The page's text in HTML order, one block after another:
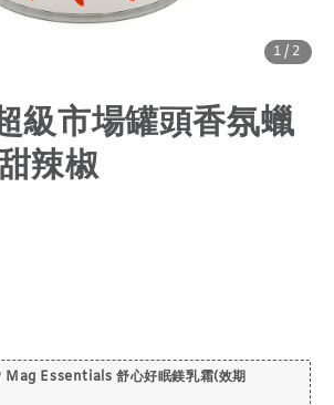
1/2
市場罐頭香氛蠟
辣椒
Essentials 舒心好眠鎂乳霜(效期